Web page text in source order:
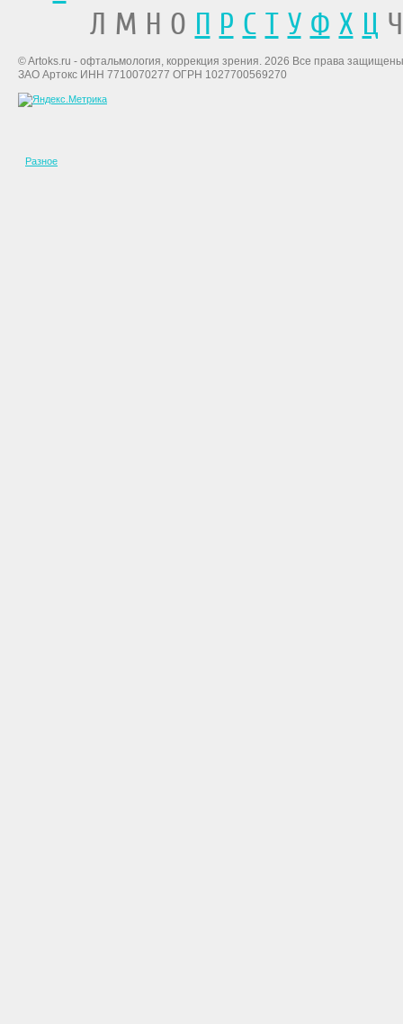
Л М Н О П Р С Т У Ф Х Ц
© Artoks.ru - офтальмология, коррекция зрения. 2026 Все права
ЗАО Артокс ИНН 7710070277 ОГРН 1027700569270
Разное